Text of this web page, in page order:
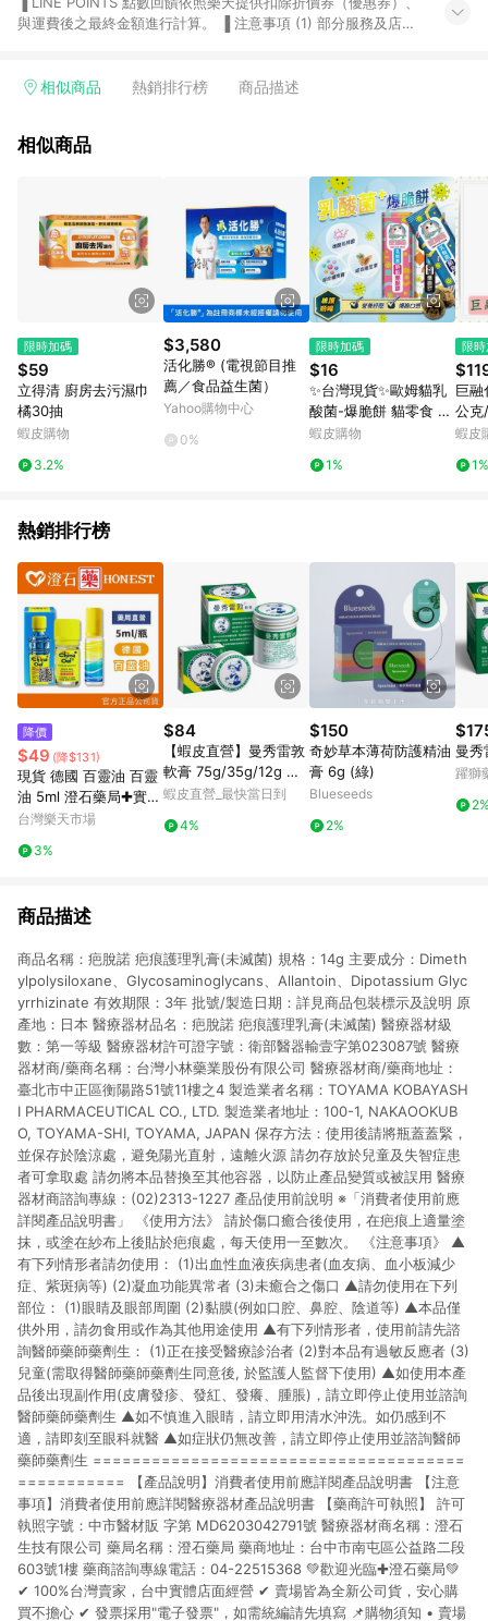
與運費後之最終金額進行計算。 ▐ 注意事項 (1) 部分服務及店家
Smart mobile、神腦生活、JS巨盛、樂天KOBO電子書，請詳閱
台灣樂天市場，並在同一瀏覽器於24小時內結帳，才享有 LINE
市場 45 天內完成訂單出貨及結帳，則不符合贈點資格。 (4) 如
使用APP、或中途瀏覽比價網、回饋網、Google等其他網頁、或
由網頁版(電腦版/手機版網頁)切換為App都將會造成追蹤中斷而
無法進行 LINE POINTS 回饋。 (5) LINE 購物為購物資訊整合性
平台，商品資料更新會有時間差，如顯示之商品規格、顏色、價
位、贈品與台灣樂天市場銷售網頁不符，以銷售網頁標示為準。
(6) 導購訂單已逾 365 天，根據台灣樂天回饋規定，逾期訂單將
點數回饋或點數回饋有爭議，台灣樂天市場保有更改條款與法律
追訴之權利，活動詳情以樂天市場網站公告為準。
相似商品 熱銷排行榜 商品描述
相似商品
限時加碼
$59
立得清 廚房去污濕巾
橘30抽
蝦皮購物
3.2%
$3,580
活化勝® (電視節目推
薦／食品益生菌）
Yahoo購物中心
0%
限時加碼
$16
✨台灣現貨✨歐姆貓乳
酸菌-爆脆餅 貓零食 餅
乾 脆餅 乳酸菌 鱈魚 鮭
蝦皮購物
1%
限
巨融
公克
解/
蝦皮
1%
熱銷排行榜
降價
$49 (降$131)
現貨 德國 百靈油 百靈
油 5ml 澄石藥局✚實體
店面
台灣樂天市場
3%
$84
【蝦皮直營】曼秀雷敦
軟膏 75g/35g/12g 面
速力達母 小護士 家庭
軟膏 乙類成藥
蝦皮直營_最快當日到
4%
$150
奇妙草本薄荷防護精油
膏 6g (綠)
Blueseeds
2%
曼
躍獅
商品描述
商品名稱：疤脫諾 疤痕護理乳膏(未滅菌) 規格：14g 主要成分：Dimeth
ylpolysiloxane、Glycosaminoglycans、Allantoin、Dipotassium Glyc
yrrhizinate 有效期限：3年 批號/製造日期：詳見商品包裝標示及說明 原
產地：日本 醫療器材品名：疤脫諾 疤痕護理乳膏(未滅菌) 醫療器材級
數：第一等級 醫療器材許可證字號：衛部醫器輸壹字第023087號 醫療
器材商/藥商名稱：台灣小林藥業股份有限公司 醫療器材商/藥商地址：
臺北市中正區衡陽路51號11樓之4 製造業者名稱：TOYAMA KOBAYASH
I PHARMACEUTICAL CO., LTD. 製造業者地址：100-1, NAKAOOKUB
O, TOYAMA-SHI, TOYAMA, JAPAN 保存方法：使用後請將瓶蓋蓋緊，
並保存於陰涼處，避免陽光直射，遠離火源 請勿存放於兒童及失智症患
者可拿取處 請勿將本品替換至其他容器，以防止產品變質或被誤用 醫療
器材商諮詢專線：(02)2313-1227 產品使用前說明 ※「消費者使用前應
詳閱產品說明書」 《使用方法》 請於傷口癒合後使用，在疤痕上適量塗
抹，或塗在紗布上後貼於疤痕處，每天使用一至數次。 《注意事項》 ▲
有下列情形者請勿使用： (1)出血性血液疾病患者(血友病、血小板減少
症、紫斑病等) (2)凝血功能異常者 (3)未癒合之傷口 ▲請勿使用在下列
部位： (1)眼睛及眼部周圍 (2)黏膜(例如口腔、鼻腔、陰道等) ▲本品僅
供外用，請勿食用或作為其他用途使用 ▲有下列情形者，使用前請先諮
詢醫師藥師藥劑生： (1)正在接受醫療診治者 (2)對本品有過敏反應者 (3)
兒童(需取得醫師藥師藥劑生同意後, 於監護人監督下使用) ▲如使用本產
品後出現副作用(皮膚發疹、發紅、發癢、腫脹)，請立即停止使用並諮詢
醫師藥師藥劑生 ▲如不慎進入眼睛，請立即用清水沖洗。如仍感到不
適，請即刻至眼科就醫 ▲如症狀仍無改善，請立即停止使用並諮詢醫師
藥師藥劑生 ======================================
=========== 【產品說明】消費者使用前應詳閱產品說明書 【注意
事項】消費者使用前應詳閱醫療器材產品說明書 【藥商許可執照】 許可
執照字號：中市醫材販 字第 MD6203042791號 醫療器材商名稱：澄石
生技有限公司 藥局名稱：澄石藥局 藥商地址：台中市南屯區公益路二段
603號1樓 藥商諮詢專線電話：04-22515368 💚歡迎光臨✚澄石藥局💚
✔ 100%台灣賣家，台中實體店面經營 ✔ 賣場皆為全新公司貨，安心購
買不擔心 ✔ 發票採用"電子發票"，如需統編請先填寫 📌購物須知 • 賣場